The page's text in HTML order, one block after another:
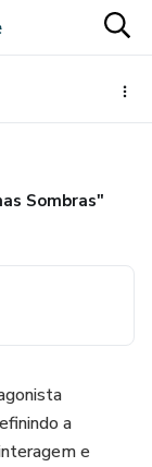
Sombras"
a
e